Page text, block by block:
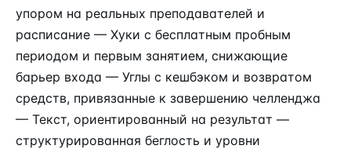
упором на реальных преподавателей и
расписание — Хуки с бесплатным пробным
периодом и первым занятием, снижающие
барьер входа — Углы с кешбэком и возвратом
средств, привязанные к завершению челленджа
— Текст, ориентированный на результат —
структурированная беглость и уровни